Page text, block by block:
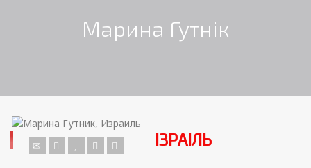
Марина Гутнік
ІЗРАІЛЬ